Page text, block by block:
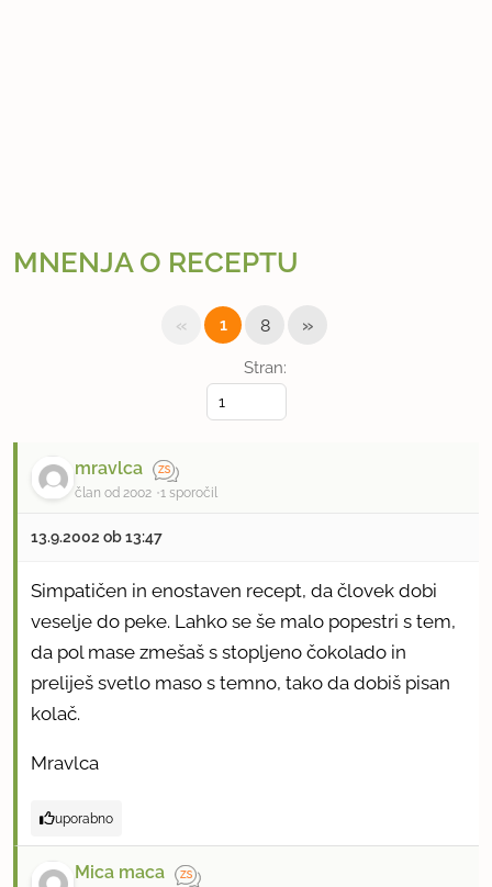
MNENJA O RECEPTU
Stran:
« 1 8 »
mravlca
član od 2002 1 sporočil
13.9.2002 ob 13:47
Simpatičen in enostaven recept, da človek dobi
veselje do peke. Lahko se še malo popestri s tem,
da pol mase zmešaš s stopljeno čokolado in
preliješ svetlo maso s temno, tako da dobiš pisan
kolač.
Mravlca
uporabno
Mica maca